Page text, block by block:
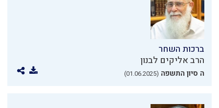
ברכות השחר
הרב אליקים לבנון
ה סיון התשפה (01.06.2025)